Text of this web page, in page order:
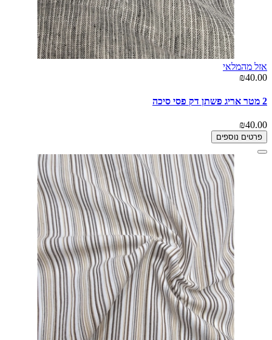
אזל מהמלאי
₪40.00
2 מטר אריג פשתן דק פסי סיכה
₪40.00
פרטים נוספים